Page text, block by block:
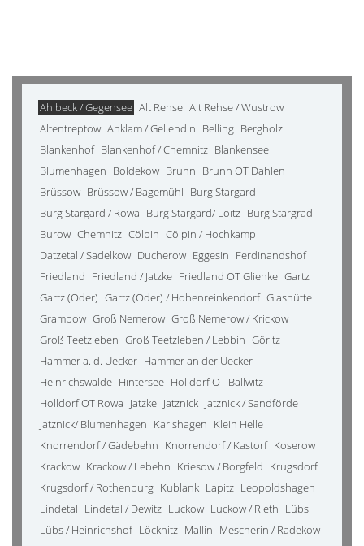
Ahlbeck / Gegensee Alt Rehse Alt Rehse / Wustrow
Altentreptow Anklam / Gellendin Belling Bergholz
Blankenhof Blankenhof / Chemnitz Blankensee
Blumenhagen Boldekow Brunn Brunn OT Dahlen
Brüssow Brüssow / Bagemühl Burg Stargard
Burg Stargard / Rowa Burg Stargard/ Loitz Burg Stargrad
Burow Chemnitz Cölpin Cölpin / Hochkamp
Datzetal / Sadelkow Ducherow Eggesin Ferdinandshof
Friedland Friedland / Jatzke Friedland OT Glienke Gartz
Gartz (Oder) Gartz (Oder) / Hohenreinkendorf Glashütte
Grambow Groß Nemerow Groß Nemerow / Krickow
Groß Teetzleben Groß Teetzleben / Lebbin Göritz
Hammer a. d. Uecker Hammer an der Uecker
Heinrichswalde Hintersee Holldorf OT Ballwitz
Holldorf OT Rowa Jatzke Jatznick Jatznick / Sandförde
Jatznick/ Blumenhagen Karlshagen Klein Helle
Knorrendorf / Gädebehn Knorrendorf / Kastorf Koserow
Krackow Krackow / Lebehn Kriesow / Borgfeld Krugsdorf
Krugsdorf / Rothenburg Kublank Lapitz Leopoldshagen
Lindetal Lindetal / Dewitz Luckow Luckow / Rieth Lübs
Lübs / Heinrichshof Löcknitz Mallin Mescherin / Radekow